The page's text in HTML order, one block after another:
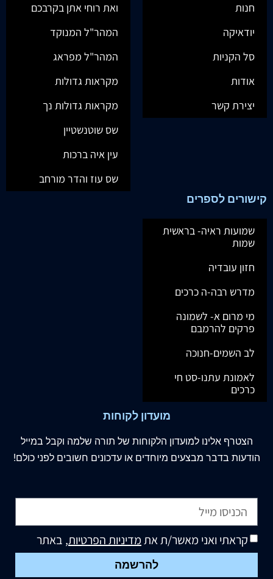
חנות
יודאיקה
סל הקניות
אודות
יצירת קשר
ואת רוחי אתן בקרבכם
המהר"ל המנוקד
המהר"ל מפראג
מקראות גדולות
מקראות גדולות נך
שס שוטנשטיין
עין איה ברכות
שס עוז והדר מורחב
קישורים לספרים
שמועות ראיה- בראשית
שמות
חזון עובדיה
מדרש רבה-ה כרכים
מי מרום א- לשמונה
פרקים להרמבם
לב השמים-חנוכה
לאמונת עתנו-סט חי
כרכים
מועדון לקוחות
הצטרף אלינו למועדון הלקוחות של תורה שלמה וקבל במייל
הודעות בדבר מבצעים מיוחדים או עדכונים חשובים לפני כולם!
קראתי ואני מאשר/ת אתמדיניות הפרטיות, באתר
להרשמה